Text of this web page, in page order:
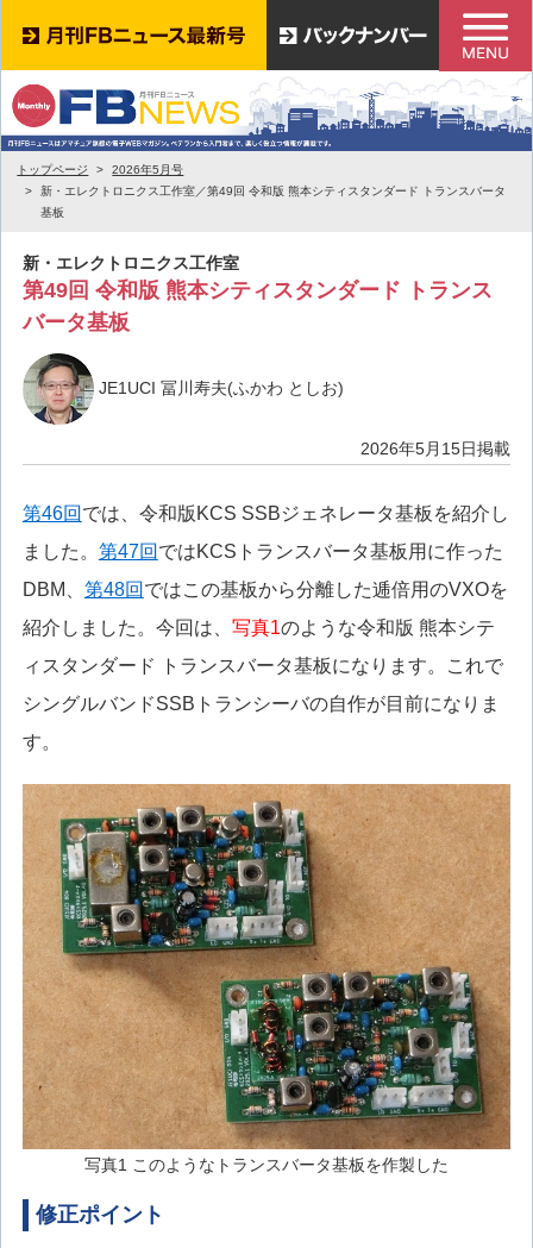
トップページ
2026年5月号
新・エレクトロニクス工作室／第49回 令和版 熊本シティスタンダード トランスバータ
基板
新・エレクトロニクス工作室
第49回 令和版 熊本シティスタンダード トランス
バータ基板
JE1UCI 冨川寿夫(ふかわ としお)
2026年5月15日掲載
第46回 では、令和版KCS SSBジェネレータ基板を紹介し
ました。 第47回 ではKCSトランスバータ基板用に作った
DBM、 第48回 ではこの基板から分離した逓倍用のVXOを
紹介しました。今回は、 写真1のような令和版 熊本シテ
ィスタンダード トランスバータ基板になります。これで
シングルバンドSSBトランシーバの自作が目前になりま
す。
写真1 このようなトランスバータ基板を作製した
修正ポイント